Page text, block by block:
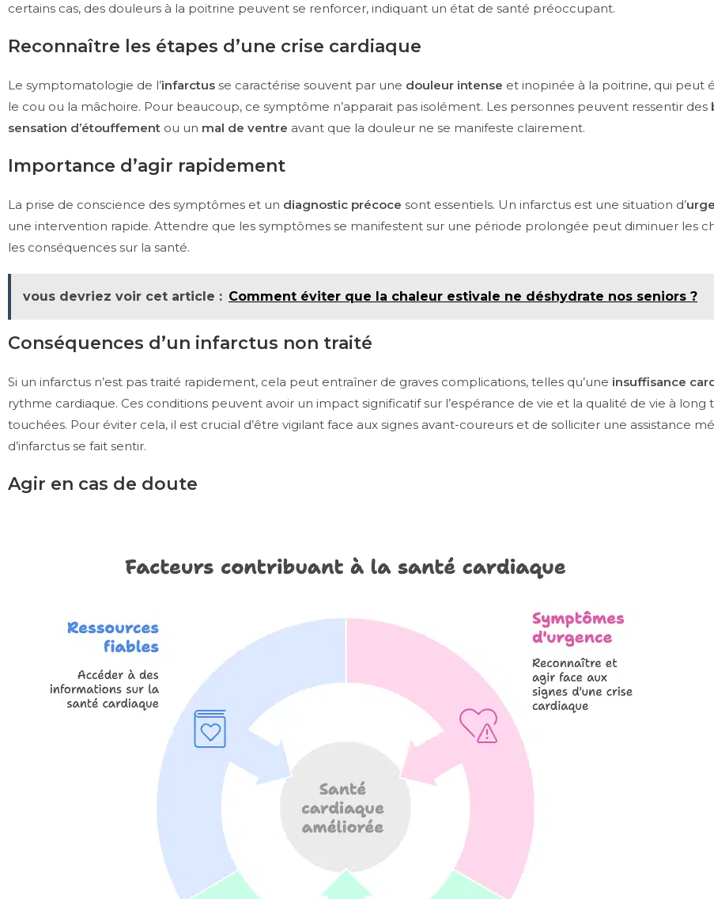
certains cas, des douleurs à la poitrine peuvent se renforcer, indiquant un état de santé préoccupant.
Reconnaître les étapes d’une crise cardiaque
Le symptomatologie de l’infarctus se caractérise souvent par une douleur intense et inopinée à la poitrine, qui peut
le cou ou la mâchoire. Pour beaucoup, ce symptôme n’apparait pas isolément. Les personnes peuvent ressentir des
sensation d’étouffement ou un mal de ventre avant que la douleur ne se manifeste clairement.
Importance d’agir rapidement
La prise de conscience des symptômes et un diagnostic précoce sont essentiels. Un infarctus est une situation d’
une intervention rapide. Attendre que les symptômes se manifestent sur une période prolongée peut diminuer les
les conséquences sur la santé.
vous devriez voir cet article : Comment éviter que la chaleur estivale ne déshydrate nos seniors ?
Conséquences d’un infarctus non traité
Si un infarctus n’est pas traité rapidement, cela peut entraîner de graves complications, telles qu’une insuffisance
rythme cardiaque. Ces conditions peuvent avoir un impact significatif sur l’espérance de vie et la qualité de vie à
touchées. Pour éviter cela, il est crucial d’être vigilant face aux signes avant-coureurs et de solliciter une assistance
d’infarctus se fait sentir.
Agir en cas de doute